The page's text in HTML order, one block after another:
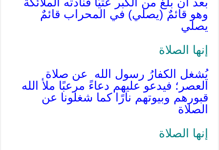
وهو قائمٌ (يصلي) في المحراب قائمٌ
يصلي
إنها الصلاة
يُشغل الكفارُ رسول الله عن صلاة
العصر؛ فيدعو عليهم دعاءً مرعبًا ملأ الله
قبورهم وبيوتهم نارًا كما شغلونا عن
الصلاة
إنها الصلاة